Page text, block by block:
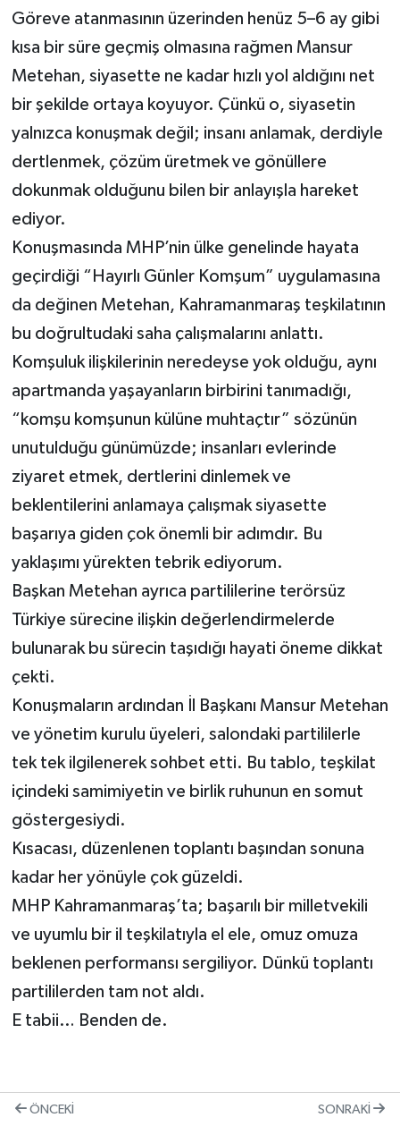
Göreve atanmasının üzerinden henüz 5–6 ay gibi
kısa bir süre geçmiş olmasına rağmen Mansur
Metehan, siyasette ne kadar hızlı yol aldığını net
bir şekilde ortaya koyuyor. Çünkü o, siyasetin
yalnızca konuşmak değil; insanı anlamak, derdiyle
dertlenmek, çözüm üretmek ve gönüllere
dokunmak olduğunu bilen bir anlayışla hareket
ediyor.
Konuşmasında MHP’nin ülke genelinde hayata
geçirdiği “Hayırlı Günler Komşum” uygulamasına
da değinen Metehan, Kahramanmaraş teşkilatının
bu doğrultudaki saha çalışmalarını anlattı.
Komşuluk ilişkilerinin neredeyse yok olduğu, aynı
apartmanda yaşayanların birbirini tanımadığı,
“komşu komşunun külüne muhtaçtır” sözünün
unutulduğu günümüzde; insanları evlerinde
ziyaret etmek, dertlerini dinlemek ve
beklentilerini anlamaya çalışmak siyasette
başarıya giden çok önemli bir adımdır. Bu
yaklaşımı yürekten tebrik ediyorum.
Başkan Metehan ayrıca partililerine terörsüz
Türkiye sürecine ilişkin değerlendirmelerde
bulunarak bu sürecin taşıdığı hayati öneme dikkat
çekti.
Konuşmaların ardından İl Başkanı Mansur Metehan
ve yönetim kurulu üyeleri, salondaki partililerle
tek tek ilgilenerek sohbet etti. Bu tablo, teşkilat
içindeki samimiyetin ve birlik ruhunun en somut
göstergesiydi.
Kısacası, düzenlenen toplantı başından sonuna
kadar her yönüyle çok güzeldi.
MHP Kahramanmaraş’ta; başarılı bir milletvekili
ve uyumlu bir il teşkilatıyla el ele, omuz omuza
beklenen performansı sergiliyor. Dünkü toplantı
partililerden tam not aldı.
E tabii… Benden de.
ÖNCEKI SONRAKI